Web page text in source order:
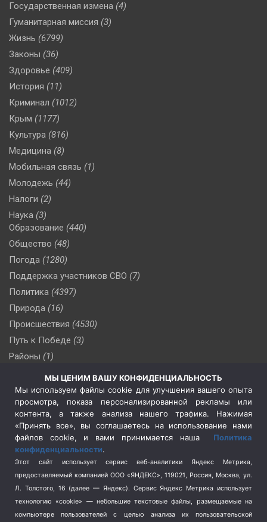
Государственная измена (4)
Гуманитарная миссия (3)
Жизнь (6799)
Законы (36)
Здоровье (409)
История (11)
Криминал (1012)
Крым (1177)
Культура (816)
Медицина (8)
Мобильная связь (1)
Молодежь (44)
Налоги (2)
Наука (3)
Образование (440)
Общество (48)
Погода (1280)
Поддержка участников СВО (7)
Политика (4397)
Природа (16)
Происшествия (4530)
Путь к Победе (3)
Районы (1)
(510)
Сельское хозяйство (3)
Социальная политика
(3)
Спецоперация в Украине
Спецоперация на Украине
(404)
Спорт (740)
Терроризм (1)
Транспорт (262)
Туризм (178)
МЫ ЦЕНИМ ВАШУ КОНФИДЕНЦИАЛЬНОСТЬ
Мы используем файлы cookie для улучшения вашего опыта
просмотра, показа персонализированной рекламы или
контента, а также анализа нашего трафика. Нажимая
«Принять все», вы соглашаетесь на использование нами
файлов cookie, и вами принимается наша Политика
конфиденциальности.
Этот сайт использует сервис веб-аналитики Яндекс Метрика,
предоставляемый компанией ООО «ЯНДЕКС», 119021, Россия, Москва, ул.
Л. Толстого, 16 (далее — Яндекс). Сервис Яндекс Метрика использует
технологию «cookie» — небольшие текстовые файлы, размещаемые на
компьютере пользователей с целью анализа их пользовательской